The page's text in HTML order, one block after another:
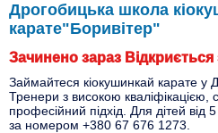
Дрогобицька школа
карате"Боривітер"
Зачинено зараз Відкриється
Займайтеся кіокушинкай карате у
Тренери з високою
професійний підхід. Для дітей від
за номером +380 67 676 1273.